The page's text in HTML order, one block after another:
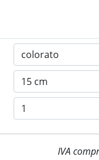
IVA